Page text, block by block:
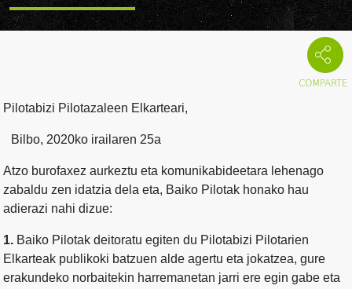
Pilotabizi Pilotazaleen Elkarteari,
Bilbo, 2020ko irailaren 25a
Atzo burofaxez aurkeztu eta komunikabideetara lehenago
zabaldu zen idatzia dela eta, Baiko Pilotak honako hau
adierazi nahi dizue:
1. Baiko Pilotak deitoratu egiten du Pilotabizi Pilotarien
Elkarteak publikoki batzuen alde agertu eta jokatzea, gure
erakundeko norbaitekin harremanetan jarri ere egin gabe eta